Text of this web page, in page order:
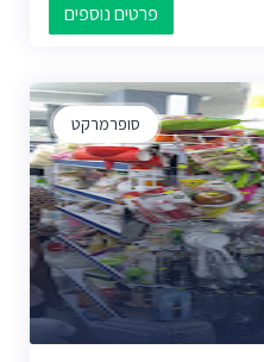
פרטים נוספים
סופרמרקט